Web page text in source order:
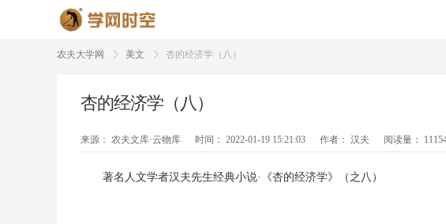
农夫大学网 美文 杏的经济学（八）
杏的经济学（八）
来源： 农夫文库·云物库 时间： 2022-01-19 15:21:03 作者： 汉夫 阅读量：
著名人文学者汉夫先生经典小说·《杏的经济学》（之八）